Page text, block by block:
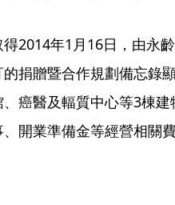
2014年1月16日，由永
捐贈暨合作規劃備忘錄
癌醫及輻質中心等3棟
開業準備金等經營相關